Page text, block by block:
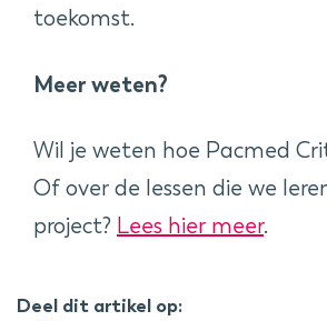
toekomst.
Meer weten?
Wil je weten hoe Pacmed
Of over de lessen die we
project? Lees hier meer.
Deel dit artikel op: